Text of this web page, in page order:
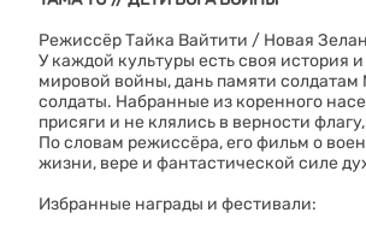
Режиссёр Тайка Вайтити / Новая
У каждой культуры есть своя история
мировой войны, дань памяти
солдаты. Набранные из коренного
присяги и не клялись в верности
По словам режиссёра, его фильм о
жизни, вере и фантастической силе
Избранные награды и фестивали: